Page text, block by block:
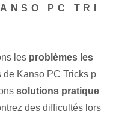
PC TRI
les problèmes les
Kanso PC Tricks p
solutions pratique
des difficultés lors